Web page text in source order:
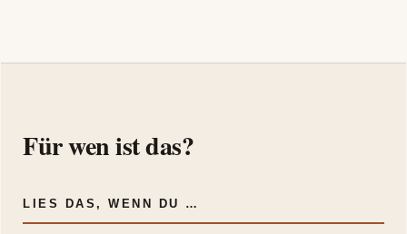
Für wen ist das?
LIES DAS, WENN DU …